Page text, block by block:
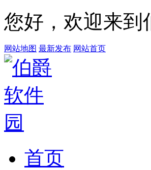
您好，欢迎来到
网站地图 最新发布 网站首页
首页